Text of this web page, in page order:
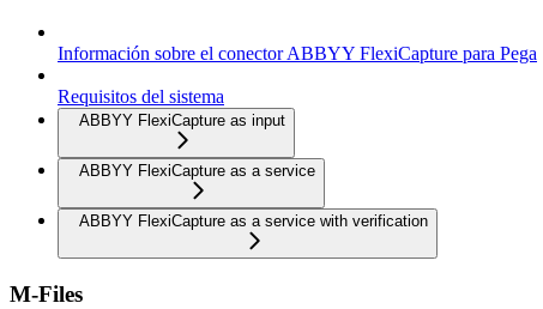
Información sobre el conector ABBYY FlexiCapture para Pega
Requisitos del sistema
ABBYY FlexiCapture as input
ABBYY FlexiCapture as a service
ABBYY FlexiCapture as a service with verification
M-Files